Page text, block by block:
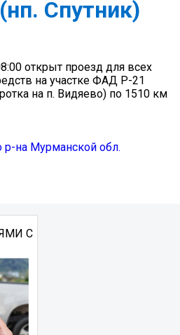
Спутник)
открыт проезд для всех
на участке ФАД Р-21
на п. Видяево) по 1510 км
на Мурманской обл.
С